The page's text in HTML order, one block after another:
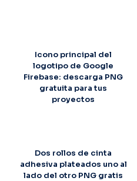
Icono principal del
logotipo de Google
Firebase: descarga PNG
gratuita para tus
proyectos
Dos rollos de cinta
adhesiva plateados uno al
lado del otro PNG gratis